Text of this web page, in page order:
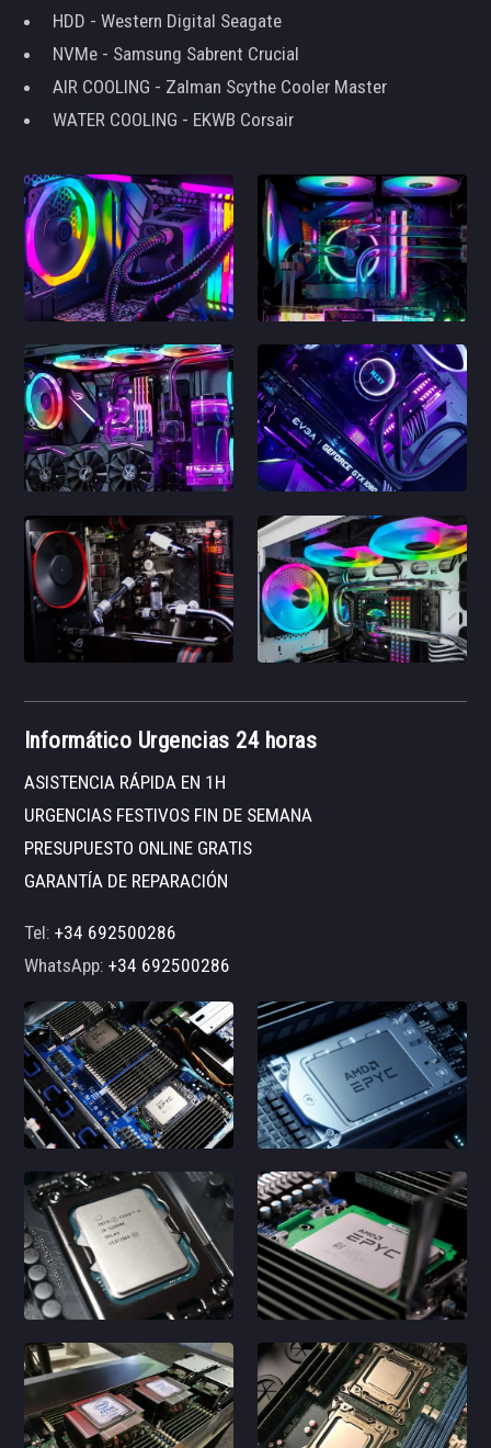
HDD - Western Digital Seagate
NVMe - Samsung Sabrent Crucial
AIR COOLING - Zalman Scythe Cooler Master
WATER COOLING - EKWB Corsair
Informático Urgencias 24 horas
ASISTENCIA RÁPIDA EN 1H
URGENCIAS FESTIVOS FIN DE SEMANA
PRESUPUESTO ONLINE GRATIS
GARANTÍA DE REPARACIÓN
Tel:+34 692500286
WhatsApp:+34 692500286